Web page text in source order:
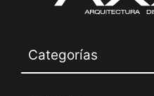
Categorías